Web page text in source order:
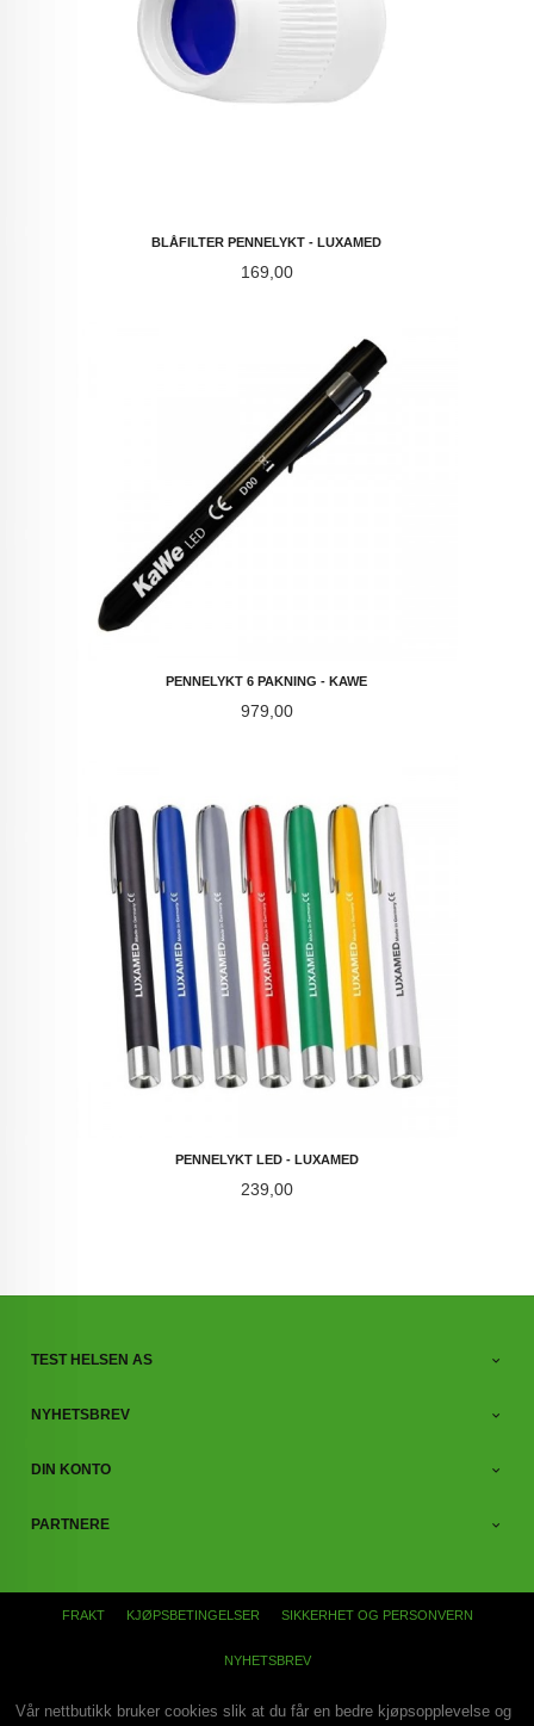
BLÅFILTER PENNELYKT - LUXAMED
Pris
169,00
PENNELYKT 6 PAKNING - KAWE
Pris
979,00
PENNELYKT LED - LUXAMED
Pris
239,00
TEST HELSEN AS
NYHETSBREV
DIN KONTO
PARTNERE
FRAKT KJØPSBETINGELSER SIKKERHET OG PERSONVERN
NYHETSBREV
Vår nettbutikk bruker cookies slik at du får en bedre kjøpsopplevelse og